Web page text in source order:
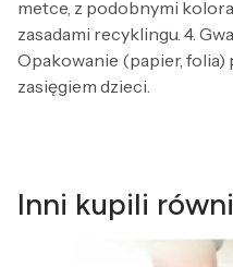
metce, z podobnymi
zasadami recyklingu. 4.
Opakowanie (papier,
zasięgiem dzieci.
Inni kupili